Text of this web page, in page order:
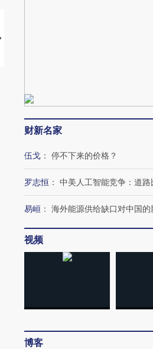
视线｜全球最热百城独占
财新名家
伍戈 ： 停不下来的价格？
罗志恒 ： 中美人工智能竞争：道
易峘 ： 海外能源供给缺口对中国的
视频
博客